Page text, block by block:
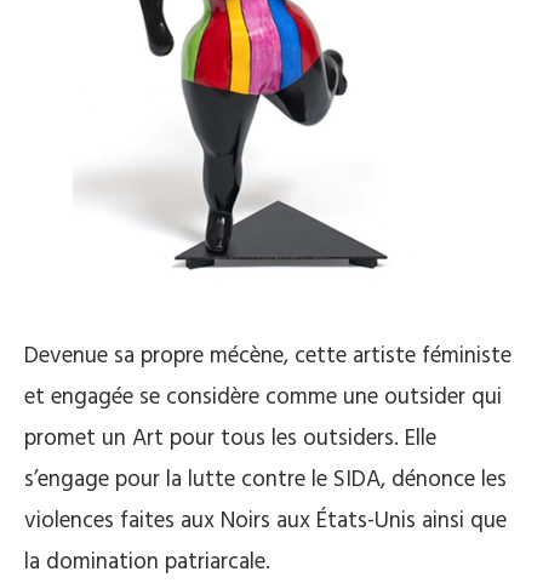
Devenue sa propre mécène, cette artiste féministe
et engagée se considère comme une outsider qui
promet un Art pour tous les outsiders. Elle
s’engage pour la lutte contre le SIDA, dénonce les
violences faites aux Noirs aux États-Unis ainsi que
la domination patriarcale.